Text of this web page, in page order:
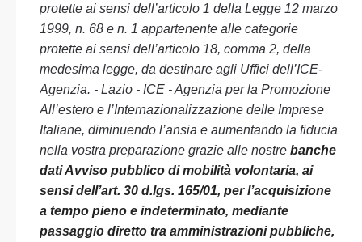
protette ai sensi dell’articolo 1 della Legge 12 marzo
1999, n. 68 e n. 1 appartenente alle categorie
protette ai sensi dell’articolo 18, comma 2, della
medesima legge, da destinare agli Uffici dell’ICE-
Agenzia. - Lazio - ICE - Agenzia per la Promozione
All’estero e l’Internazionalizzazione delle Imprese
Italiane, diminuendo l’ansia e aumentando la fiducia
nella vostra preparazione grazie alle nostre banche
dati Avviso pubblico di mobilità volontaria, ai
sensi dell’art. 30 d.lgs. 165/01, per l’acquisizione
a tempo pieno e indeterminato, mediante
passaggio diretto tra amministrazioni pubbliche,